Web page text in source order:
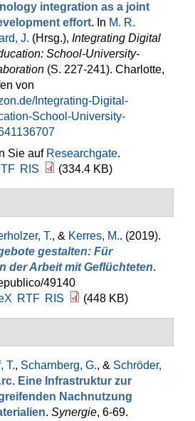
integration as a joint
effort. In M. R.
J. (Hrsg.), Integrating Digital
School-University-
(S. 227-241). Charlotte,
von
Integrating-Digital-
School-University-
Sie auf Researchgate.
RIS (334.4 KB)
T., & Kerres, M.. (2019).
gestalten: Für
der Arbeit mit Geflüchteten.
49140
RTF RIS (448 KB)
T., Scharnberg, G., & Schröder,
Eine Infrastruktur zur
Nachnutzung
. Synergie, 6-69.